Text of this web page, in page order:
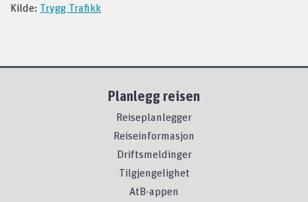
Kilde: Trygg Trafikk
Planlegg reisen
Reiseplanlegger
Reiseinformasjon
Driftsmeldinger
Tilgjengelighet
AtB-appen